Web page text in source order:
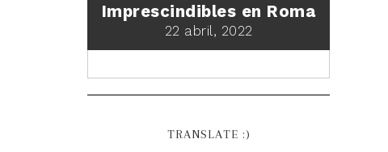
Imprescindibles en Roma
22 abril, 2022
TRANSLATE :)